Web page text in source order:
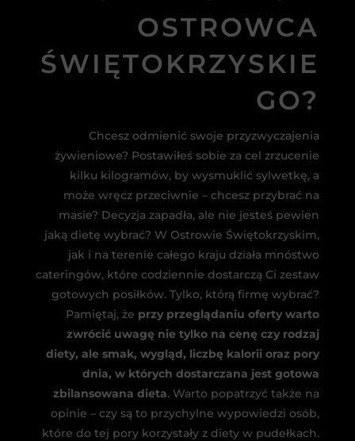
OSTROWCA
ŚWIĘTOKRZYSKIE
GO?
Chcesz odmienić swoje przyzwyczajenia
żywieniowe? Postawiłeś sobie za cel zrzucenie
kilku kilogramów, by wysmuklić sylwetkę, a
może wręcz przeciwnie – chcesz przybrać na
masie? Decyzja zapadła, ale nie jesteś pewien
jaką dietę wybrać? W Ostrowie Świętokrzyskim,
jak i na terenie całego kraju działa mnóstwo
cateringów, które codziennie dostarczą Ci zestaw
gotowych posiłków. Tylko, którą firmę wybrać?
Pamiętaj, że przy przeglądaniu oferty warto
zwrócić uwagę nie tylko na cenę czy rodzaj
diety, ale smak, wygląd, liczbę kalorii oraz pory
dnia, w których dostarczana jest gotowa
zbilansowana dieta. Warto popatrzyć także na
opinie – czy są to przychylne wypowiedzi osób,
które do tej pory korzystały z diety w pudełkach.